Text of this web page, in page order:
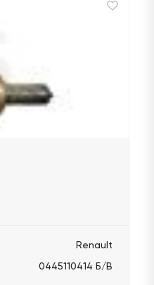
Renault
0445110414 Б/В